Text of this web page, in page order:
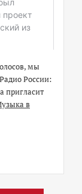
мы
России:
пригласит
в